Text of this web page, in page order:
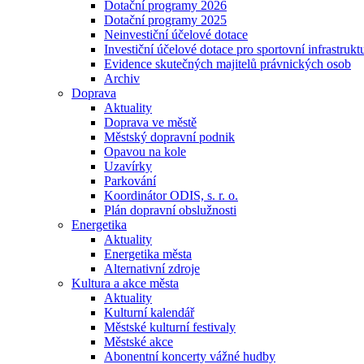
Dotační programy 2026
Dotační programy 2025
Neinvestiční účelové dotace
Investiční účelové dotace pro sportovní
Evidence skutečných majitelů právnických osob
Archiv
Doprava
Aktuality
Doprava ve městě
Městský dopravní podnik
Opavou na kole
Uzavírky
Parkování
Koordinátor ODIS, s. r. o.
Plán dopravní obslužnosti
Energetika
Aktuality
Energetika města
Alternativní zdroje
Kultura a akce města
Aktuality
Kulturní kalendář
Městské kulturní festivaly
Městské akce
Abonentní koncerty vážné hudby